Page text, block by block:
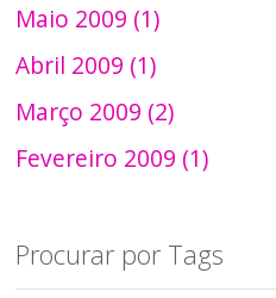
Maio 2009 (1)
Abril 2009 (1)
Março 2009 (2)
Fevereiro 2009 (1)
Procurar por Tags